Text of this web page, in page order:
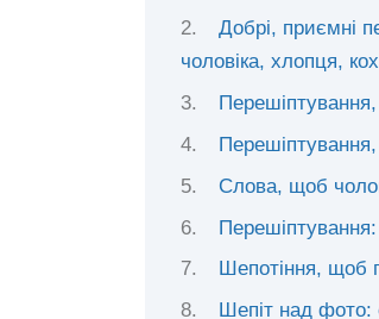
Добрі, приємні
чоловіка, хлопця,
Слова, щоб
Шепотіння, щоб
Шепіт над фото: